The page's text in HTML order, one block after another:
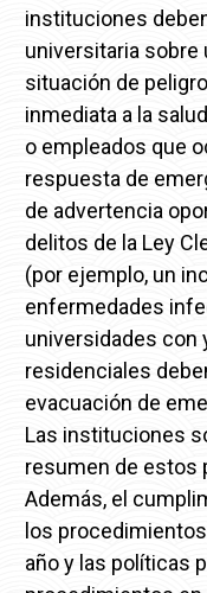
instituciones
universitaria sobre
situación de
inmediata a la
o empleados que
respuesta de
de advertencia
delitos de la Ley
(por ejemplo, un
enfermedades
universidades con
residenciales
evacuación de
Las instituciones
resumen de estos
Además, el
los
año y las políticas